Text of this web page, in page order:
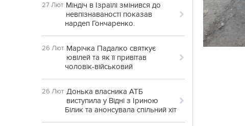
27 Лют Міндіч в Ізраїлі змінився до
невпізнаваності показав
нардеп Гончаренко.
26 Лют Марічка Падалко святкує
ювілей та як її привітав
чоловік-військовий
26 Лют Донька власника АТБ
виступила у Відні з Іриною
Білик та анонсувала спільний хіт